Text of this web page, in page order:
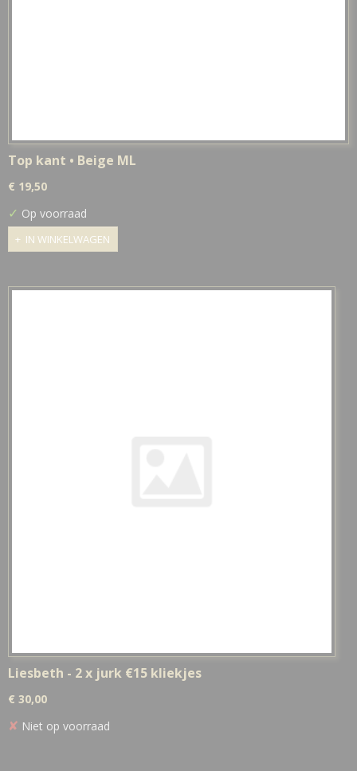
Top kant • Beige ML
€ 19,50
✓ Op voorraad
IN WINKELWAGEN
Liesbeth - 2 x jurk €15 kliekjes
€ 30,00
✘ Niet op voorraad